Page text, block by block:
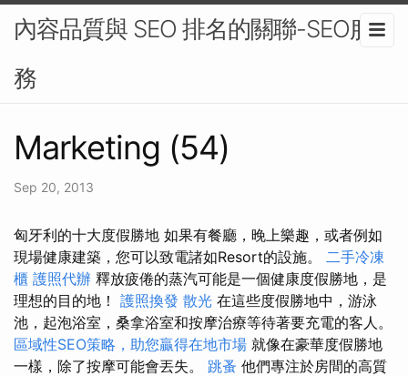
內容品質與 SEO 排名的關聯-SEO服
務
Marketing (54)
Sep 20, 2013
匈牙利的十大度假勝地 如果有餐廳，晚上樂趣，或者例如
現場健康建築，您可以致電諸如Resort的設施。 二手冷凍
櫃 護照代辦 釋放疲倦的蒸汽可能是一個健康度假勝地，是
理想的目的地！ 護照換發 散光 在這些度假勝地中，游泳
池，起泡浴室，桑拿浴室和按摩治療等待著要充電的客人。
區域性SEO策略，助您贏得在地市場 就像在豪華度假勝地
一樣，除了按摩可能會丟失。 跳蚤 他們專注於房間的高質